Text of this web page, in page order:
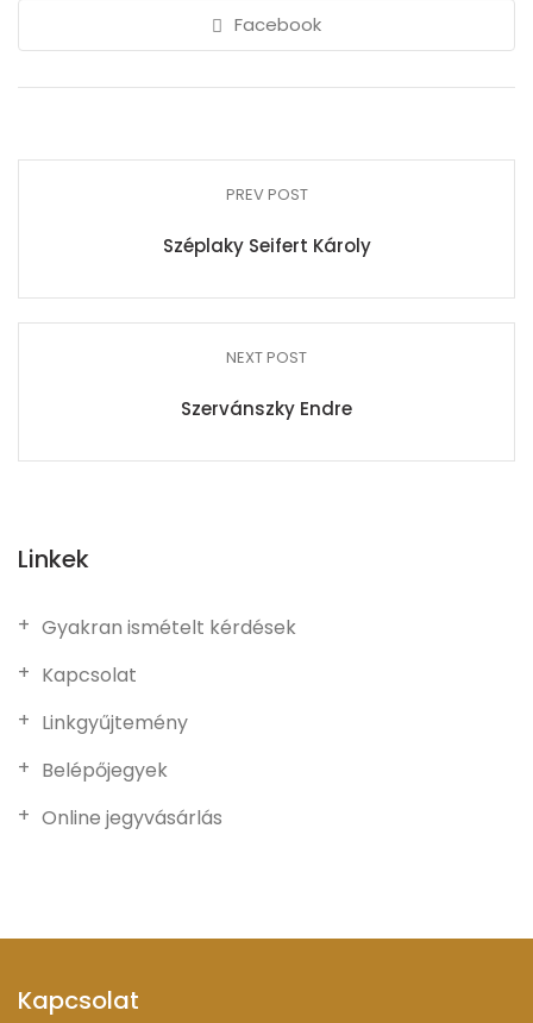
Facebook
PREV POST
Széplaky Seifert Károly
NEXT POST
Szervánszky Endre
Linkek
Gyakran ismételt kérdések
Kapcsolat
Linkgyűjtemény
Belépőjegyek
Online jegyvásárlás
Kapcsolat